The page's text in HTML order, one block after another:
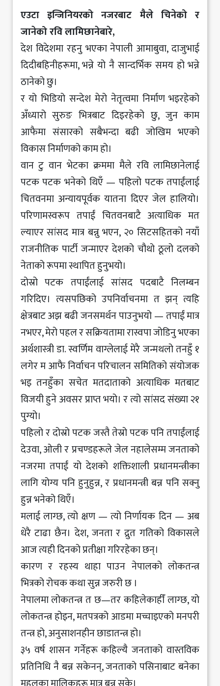
एउटा इन्जिनियरको नजरबाट मैले चिनेको र
जानेको रवि लामिछानेबारे,
देश विदेशमा रहनु भएका नेपाली आमाबुवा, दाजुभाई
दिदीबहिनीहरूमा, भन्ने यो नै सान्दर्भिक समय हो भन्ने
ठानेको छु।
र यो भिडियो सन्देश मेरो नेतृत्वमा निर्माण भइरहेको
अँध्यारो सुरुङ भित्रबाट दिइरहेको छु, जुन काम
आफैमा संसारको सबैभन्दा बढी जोखिम भएको
विकास निर्माणको काम हो।
वान टु वान भेटका क्रममा मैले रवि लामिछानेलाई
पटक पटक भनेको थिएँ — पहिलो पटक तपाईंलाई
चितवनमा अन्यायपूर्वक यातना दिएर जेल हालियो।
परिणामस्वरूप तपाईं चितवनबाटै अत्याधिक मत
ल्याएर सांसद मात्र बन्नु भएन, २० सिटसहितको नयाँ
राजनीतिक पार्टी जन्माएर देशको चौथो ठूलो दलको
नेताको रूपमा स्थापित हुनुभयो।
दोस्रो पटक तपाईंलाई सांसद पदबाटै निलम्बन
गरिदिए। त्यसपछिको उपनिर्वाचनमा त झन् त्यहि
क्षेत्रबाट अझ बढी जनसमर्थन पाउनुभयो — तपाईं मात्र
नभएर, मेरो पहल र सक्रियतामा रास्वपा जोडिनु भएका
अर्थशास्त्री डा. स्वर्णिम वाग्लेलाई मेरै जन्मथलो तनहुँ १
लगेर म आफै निर्वाचन परिचालन समितिको संयोजक
भइ तनहुँका सचेत मतदाताको अत्याधिक मतबाट
विजयी हुने अवसर प्राप्त भयो। र त्यो सांसद संख्या २१
पुग्यो।
पहिलो र दोस्रो पटक जस्तै तेस्रो पटक पनि तपाईंलाई
देउवा, ओली र प्रचण्डहरूले जेल नहालेसम्म जनताको
नजरमा तपाईं यो देशको शक्तिशाली प्रधानमन्त्रीका
लागि योग्य पनि हुनुहुन्न, र प्रधानमन्त्री बन्न पनि सक्नु
हुन्न भनेको थिएँ।
मलाई लाग्छ, त्यो क्षण — त्यो निर्णायक दिन — अब
धेरै टाढा छैन। देश, जनता र द्रुत गतिको विकासले
आज त्यही दिनको प्रतीक्षा गरिरहेका छन्।
कारण र रहस्य थाहा पाउन नेपालको लोकतन्त्र
भित्रको रोचक कथा सुन्न जरुरी छ ।
नेपालमा लोकतन्त्र त छ—तर कहिलेकाहीँ लाग्छ, यो
लोकतन्त्र होइन, मतपत्रको आडमा मच्चाइएको मनपरी
तन्त्र हो, अनुसाशनहीन छाडातन्त्र हो।
३५ वर्ष शासन गर्नेहरू कहिल्यै जनताको वास्तविक
प्रतिनिधि नै बन्न सकेनन्, जनताको पसिनाबाट बनेका